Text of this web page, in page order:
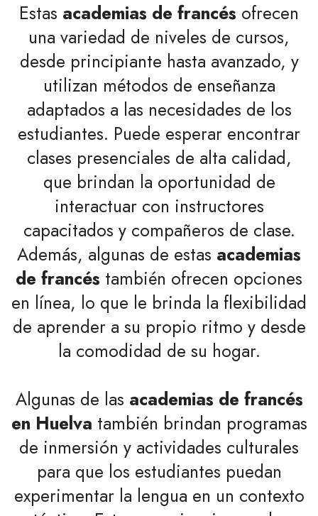
Estas academias de francés ofrecen
una variedad de niveles de cursos,
desde principiante hasta avanzado, y
utilizan métodos de enseñanza
adaptados a las necesidades de los
estudiantes. Puede esperar encontrar
clases presenciales de alta calidad,
que brindan la oportunidad de
interactuar con instructores
capacitados y compañeros de clase.
Además, algunas de estas academias
de francés también ofrecen opciones
en línea, lo que le brinda la flexibilidad
de aprender a su propio ritmo y desde
la comodidad de su hogar.
Algunas de las academias de francés
en Huelva también brindan programas
de inmersión y actividades culturales
para que los estudiantes puedan
experimentar la lengua en un contexto